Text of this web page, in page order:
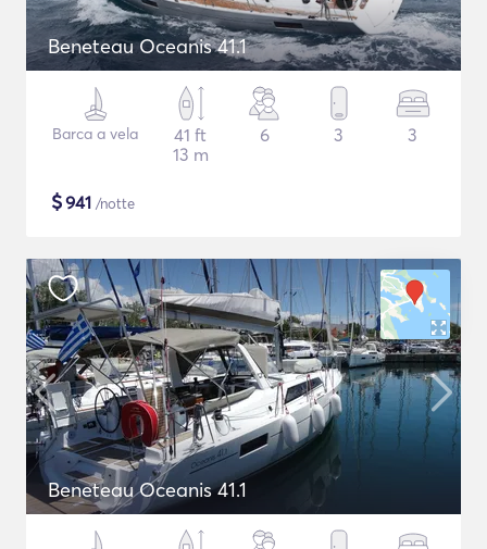
Beneteau Oceanis 41.1
Barca a vela
41 ft
13 m
6 3 3
$941 /notte
Beneteau Oceanis 41.1